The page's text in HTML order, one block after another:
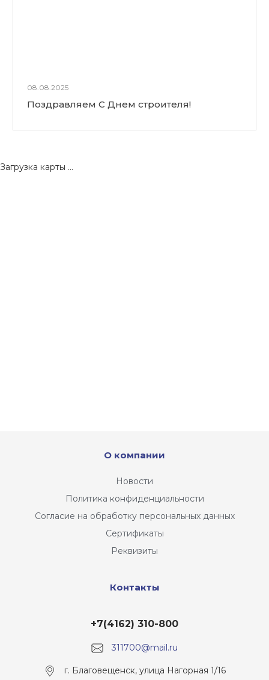
08.08.2025
Поздравляем С Днем строителя!
Загрузка карты ...
О компании
Новости
Политика конфиденциальности
Согласие на обработку персональных данных
Сертификаты
Реквизиты
Контакты
311700@mail.ru
+7(4162) 310-800
г. Благовещенск, улица Нагорная 1/16